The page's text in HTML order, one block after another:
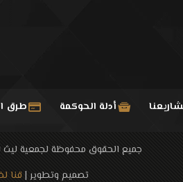
أدلة الحوكمة طرق
جميع الحقوق محفوظة لجمعية ليث
تصميم وتطوير | قنا